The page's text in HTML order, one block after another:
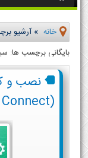
خانه »آرشیو
بایگانی برچسب ها:
نصب و
(Cisco Any Connect)